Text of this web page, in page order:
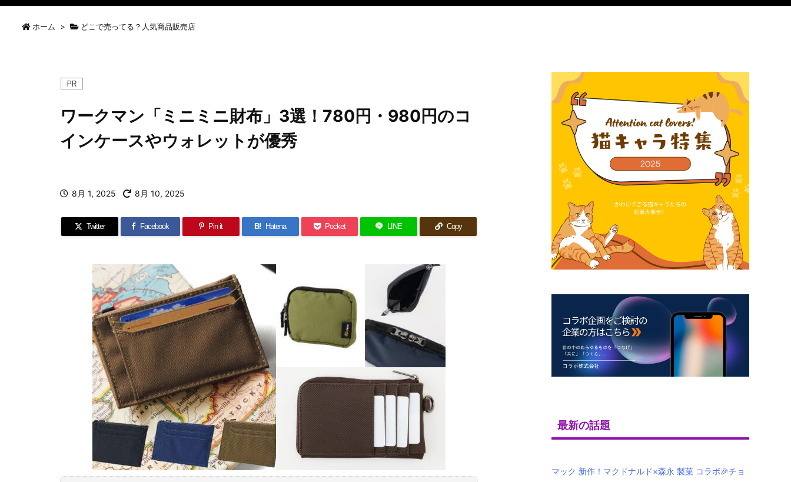
ホーム > どこで売ってる？人気商品販売店
ワークマン「ミニミニ財布」3選！780円・980円のコ
インケースやウォレットが優秀
8月 1, 2025 8月 10, 2025
Twitter Facebook Pin it B! Hatena Pocket LINE Copy
最新の話題
マック 新作！マクドナルド×森永 製菓 コラボ🎉チョ